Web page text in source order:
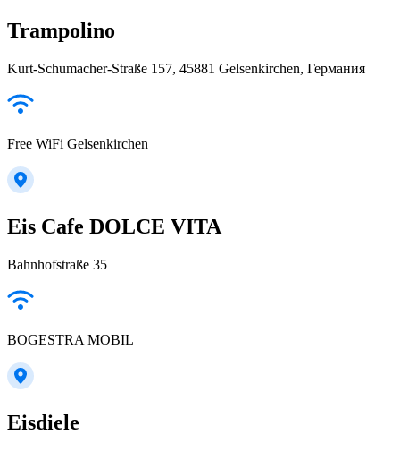
Trampolino
Kurt-Schumacher-Straße 157, 45881 Gelsenkirchen, Германия
Free WiFi Gelsenkirchen
Eis Cafe DOLCE VITA
Bahnhofstraße 35
BOGESTRA MOBIL
Eisdiele